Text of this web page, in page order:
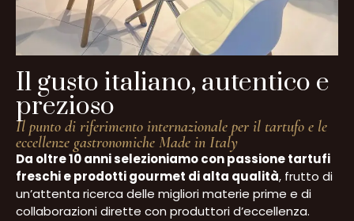
Il gusto italiano, autentico e
prezioso
Il punto di riferimento internazionale per il tartufo e le
eccellenze gastronomiche Made in Italy
Da oltre 10 anni selezioniamo con passione tartufi
freschi e prodotti gourmet di alta qualità, frutto di
un’attenta ricerca delle migliori materie prime e di
collaborazioni dirette con produttori d’eccellenza.